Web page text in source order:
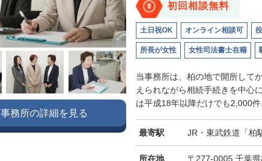
初回相談無料
土日祝OK オンライン相談可
所長が女性 女性司法書士在籍
当事務所は、柏の地で開所して
えられながら相続手続きを中心
は平成18年以降だけでも2,000件
最寄駅 JR・東武鉄道「柏
所在地 〒277-0005 千葉
事務所の詳細を見る